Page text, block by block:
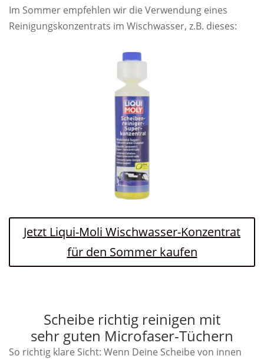
Im Sommer empfehlen wir die Verwendung eines
Reinigungskonzentrats im Wischwasser, z.B. dieses:
Jetzt Liqui-Moli Wischwasser-Konzentrat
für den Sommer kaufen
Scheibe richtig reinigen mit
sehr guten Microfaser-Tüchern
So richtig klare Sicht: Wenn Deine Scheibe von innen